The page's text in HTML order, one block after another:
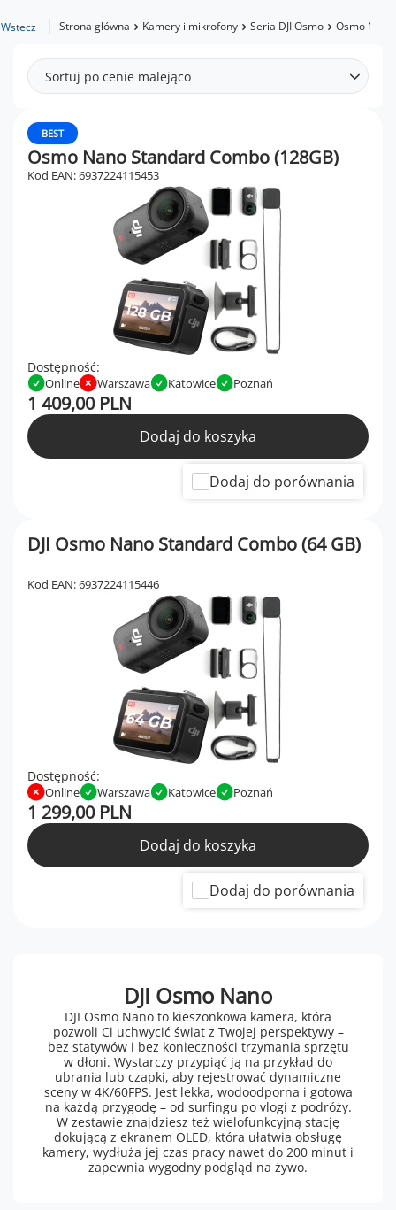
Wstecz Strona główna Kamery i mikrofony Seria DJI Osmo Osmo Nano
DJI Osmo Nano
DJI Osmo Nano to kieszonkowa kamera, która
pozwoli Ci uchwycić świat z Twojej perspektywy –
bez statywów i bez konieczności trzymania sprzętu
w dłoni. Wystarczy przypiąć ją na przykład do
ubrania lub czapki, aby rejestrować dynamiczne
sceny w 4K/60FPS. Jest lekka, wodoodporna i gotowa
na każdą przygodę – od surfingu po vlogi z podróży.
W zestawie znajdziesz też wielofunkcyjną stację
dokującą z ekranem OLED, która ułatwia obsługę
kamery, wydłuża jej czas pracy nawet do 200 minut i
zapewnia wygodny podgląd na żywo.
Sortuj po cenie malejąco
BEST
Osmo Nano Standard Combo (128GB)
Kod EAN: 6937224115453
Dostępność:
Online Warszawa Katowice Poznań
1 409,00 PLN
Dodaj do koszyka
Dodaj do porównania
DJI Osmo Nano Standard Combo (64 GB)
Kod EAN: 6937224115446
Dostępność:
Online Warszawa Katowice Poznań
1 299,00 PLN
Dodaj do koszyka
Dodaj do porównania